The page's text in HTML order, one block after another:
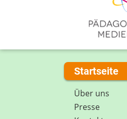
Startseite
Über uns
Presse